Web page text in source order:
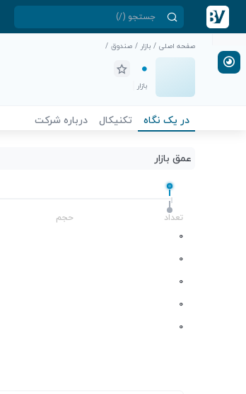
صفحه اصلی / بازار / صندوق /
بازار
در یک نگاه تکنیکال درباره شرکت
عمق بازار
-
تعداد حجم
0
0
0
0
0